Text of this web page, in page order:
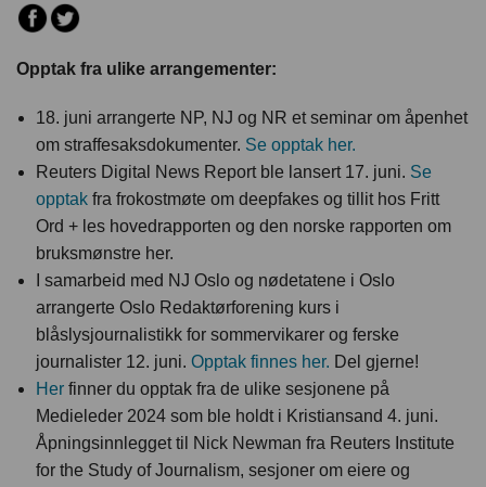
Opptak fra ulike arrangementer:
18. juni arrangerte NP, NJ og NR et seminar om åpenhet
om straffesaksdokumenter. Se opptak her.
Reuters Digital News Report ble lansert 17. juni. Se
opptakfra frokostmøte om deepfakes og tillit hos Fritt
Ord + les hovedrapporten og den norske rapporten om
bruksmønstre her.
I samarbeid med NJ Oslo og nødetatene i Oslo
arrangerte Oslo Redaktørforening kurs i
blåslysjournalistikk for sommervikarer og ferske
journalister 12. juni. Opptak finnes her. Del gjerne!
Herfinner du opptak fra de ulike sesjonene på
Medieleder 2024 som ble holdt i Kristiansand 4. juni.
Åpningsinnlegget til Nick Newman fra Reuters Institute
for the Study of Journalism, sesjoner om eiere og